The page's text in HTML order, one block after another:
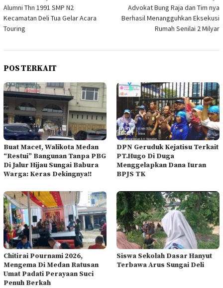
pos
Alumni Thn 1991 SMP N2
Kecamatan Deli Tua Gelar Acara
Touring
Advokat Bung Raja dan Tim nya
Berhasil Menangguhkan Eksekusi
Rumah Senilai 2 Milyar
POS TERKAIT
Buat Macet, Walikota Medan
“Restui” Bangunan Tanpa PBG
Di Jalur Hijau Sungai Babura
Warga: Keras Dekingnya!!
DPN Geruduk Kejatisu Terkait
PT.Hugo Di Duga
Menggelapkan Dana Iuran
BPJS TK
Chitirai Pournami 2026,
Mengema Di Medan Ratusan
Umat Padati Perayaan Suci
Penuh Berkah
Siswa Sekolah Dasar Hanyut
Terbawa Arus Sungai Deli